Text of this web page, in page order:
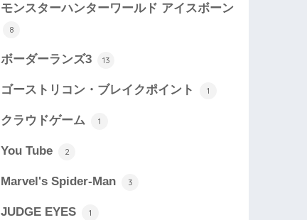
モンスターハンターワールド アイスボーン
8
ボーダーランズ3 13
ゴーストリコン・ブレイクポイント 1
クラウドゲーム 1
You Tube 2
Marvel's Spider-Man 3
JUDGE EYES 1